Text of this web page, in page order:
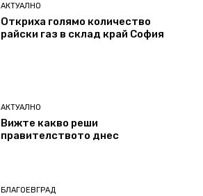
АКТУАЛНО
Откриха голямо количество
райски газ в склад край София
АКТУАЛНО
Вижте какво реши
правителството днес
БЛАГОЕВГРАД